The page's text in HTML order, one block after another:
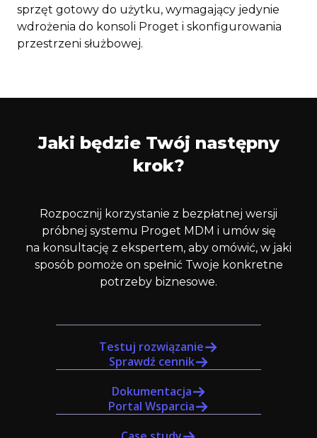
sprzęt gotowy do użytku, wymagający jedynie
wdrożenia do konsoli Proget i skonfigurowania
przestrzeni służbowej.
Jaki będzie Twój następny
krok?
Rozpocznij korzystanie z bezpłatnej wersji
próbnej systemu Proget MDM i umów się
na konsultację z ekspertem, aby omówić, w jaki
sposób pomoże on spełnić Twoje konkretne
potrzeby biznesowe.
Testuj rozwiązanie
Sprawdź cennik
Dokumentacja
Portal Wsparcia